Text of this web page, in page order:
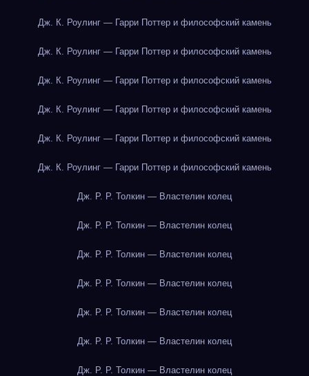
Дж. К. Роулинг — Гарри Поттер и философский камень
Дж. К. Роулинг — Гарри Поттер и философский камень
Дж. К. Роулинг — Гарри Поттер и философский камень
Дж. К. Роулинг — Гарри Поттер и философский камень
Дж. К. Роулинг — Гарри Поттер и философский камень
Дж. К. Роулинг — Гарри Поттер и философский камень
Дж. Р. Р. Толкин — Властелин колец
Дж. Р. Р. Толкин — Властелин колец
Дж. Р. Р. Толкин — Властелин колец
Дж. Р. Р. Толкин — Властелин колец
Дж. Р. Р. Толкин — Властелин колец
Дж. Р. Р. Толкин — Властелин колец
Дж. Р. Р. Толкин — Властелин колец